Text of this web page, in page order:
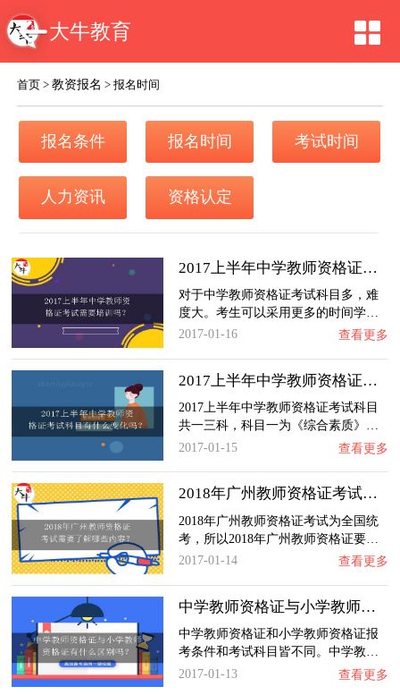
大牛教育
首页 >教资报名 >报名时间
报名条件 报名时间 考试时间
人力资讯 资格认定
2017上半年中学教师资格证考试需要培训吗？
对于中学教师资格证考试科目多，难
度大。考生可以采用更多的时间学…
2017-01-16
查看更多
2017上半年中学教师资格证考试科目有什么变化…
2017上半年中学教师资格证考试科目
共一三科，科目一为《综合素质》…
2017-01-15
查看更多
2018年广州教师资格证考试需要了解哪些内容？…
2018年广州教师资格证考试为全国统
考，所以2018年广州教师资格证要…
2017-01-14
查看更多
中学教师资格证与小学教师资格证有什么区别吗…
中学教师资格证和小学教师资格证报
考条件和考试科目皆不同。中学教…
2017-01-13
查看更多